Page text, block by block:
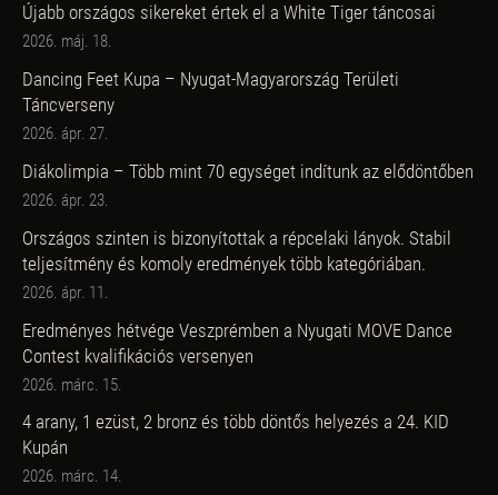
Újabb országos sikereket értek el a White Tiger táncosai
2026. máj. 18.
Dancing Feet Kupa – Nyugat-Magyarország Területi
Táncverseny
2026. ápr. 27.
Diákolimpia – Több mint 70 egységet indítunk az elődöntőben
2026. ápr. 23.
Országos szinten is bizonyítottak a répcelaki lányok. Stabil
teljesítmény és komoly eredmények több kategóriában.
2026. ápr. 11.
Eredményes hétvége Veszprémben a Nyugati MOVE Dance
Contest kvalifikációs versenyen
2026. márc. 15.
4 arany, 1 ezüst, 2 bronz és több döntős helyezés a 24. KID
Kupán
2026. márc. 14.